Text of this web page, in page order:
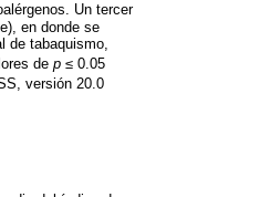
Un tercer
en donde se
de tabaquismo,
de p ≤ 0.05
versión 20.0